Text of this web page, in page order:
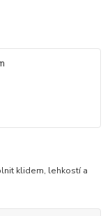
klidem, lehkostí a